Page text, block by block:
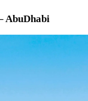
AbuDhabi